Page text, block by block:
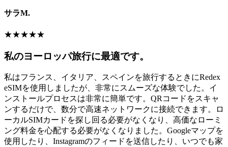
サラM.
★★★★★
私のヨーロッパ旅行に最適です。
私はフランス、イタリア、スペインを旅行するときにRedex
eSIMを使用しましたが、非常にスムーズな体験でした。イ
ンストールプロセスは非常に簡単です。QRコードをスキャ
ンするだけで、数分で高速ネットワークに接続できます。ロ
ーカルSIMカードを探し回る必要がなくなり、高価なローミ
ング料金を心配する必要がなくなりました。Googleマップを
使用したり、Instagramのフィードを送信したり、いつでも家